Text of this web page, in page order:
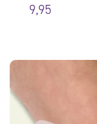
9,95